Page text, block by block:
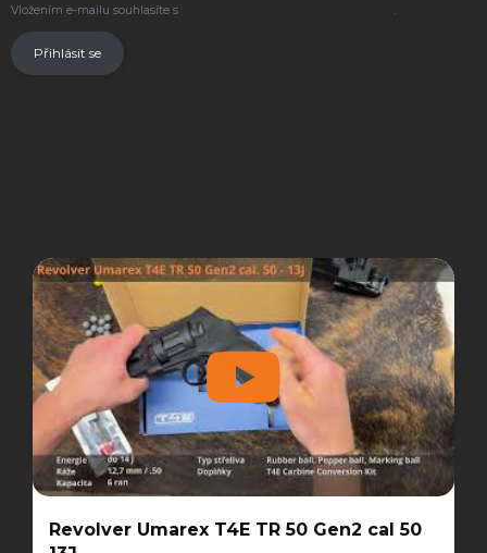
Vložením e-mailu souhlasíte s .
Přihlásit se
Revolver Umarex T4E TR 50 Gen2 cal 50